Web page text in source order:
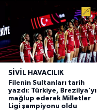
SIVIL HAVACILIK
Filenin Sultanları tarih
yazdı: Türkiye, Brezilya'yı
mağlup ederek Milletler
Ligi şampiyonu oldu